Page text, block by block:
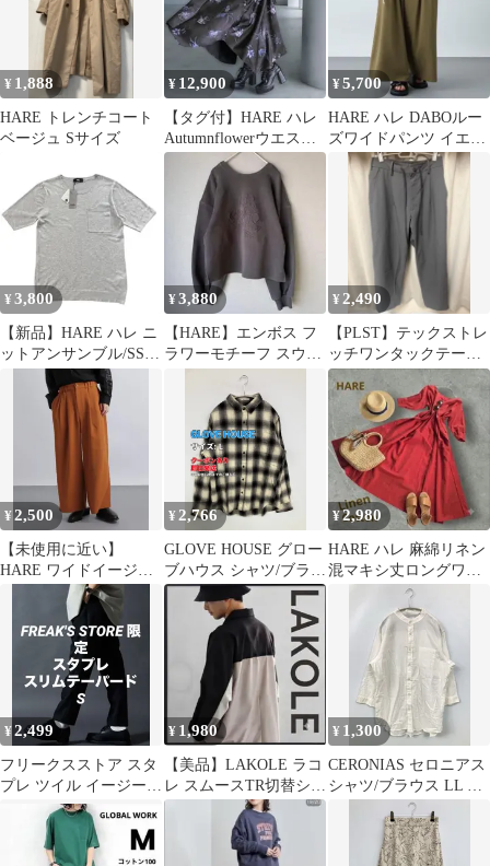
¥ 1,888
HARE トレンチコート
ベージュ Sサイズ
¥ 12,900
【タグ付】HARE ハレ
Autumnflowerウエスト
デザインスカート
¥5,700
HARE ハレ DABOルー
ズワイドパンツ イエロ
ー Mサイズ
¥ 3,800
【新品】HARE ハレ ニ
ットアンサンブル/SS
サマーニット 半袖 メン
¥3,880
【HARE】エンボス フ
ラワーモチーフ スウェ
ット クロップド丈 ブラ
¥2,490
【PLST】テックストレ
ッチワンタックテーパ
ードパンツ S グレー
¥2,500
【未使用に近い】
HARE ワイドイージー
パンツ フリーサイズ テ
¥ 2,766
GLOVE HOUSE グロー
ブハウス シャツ/ブラウ
ス L アイボリー コット
ン チェック柄 ミドル丈
長袖 レギュラーカラー
メンズ
¥2,980
HARE ハレ 麻綿リネン
混マキシ丈ロングワン
ピース 2WAY 羽織り 朱
¥2,499
フリークスストア スタ
プレ ツイル イージース
ラックス ブラック S
¥ 1,980
【美品】LAKOLE ラコ
レ スムースTR切替シャ
ツ バイカラー 長袖 M
¥ 1,300
CERONIAS セロニアス
シャツ/ブラウス LL ア
イボリー コットン 無地
ワンポイント 半端袖 ミ
ドル丈 スタンドカラー